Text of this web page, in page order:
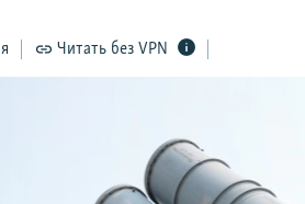
Читать без VPN